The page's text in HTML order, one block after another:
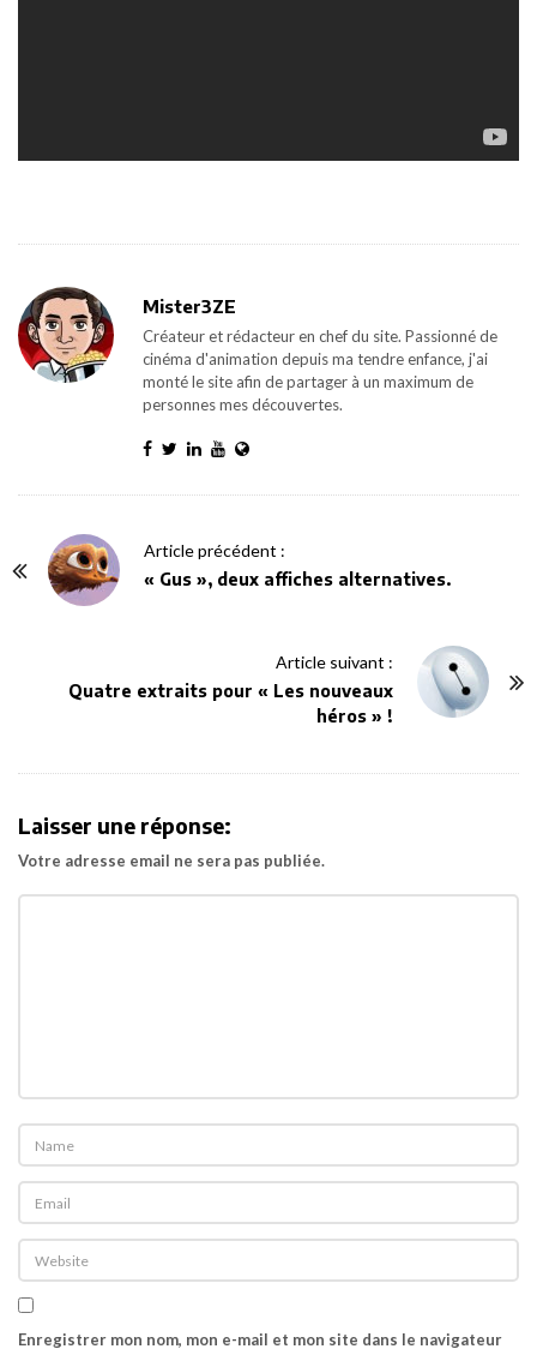
Mister3ZE
Créateur et rédacteur en chef du site. Passionné de
cinéma d'animation depuis ma tendre enfance, j'ai
monté le site afin de partager à un maximum de
personnes mes découvertes.
Article précédent :
« Gus », deux affiches alternatives.
Article suivant :
Quatre extraits pour « Les nouveaux
héros » !
Laisser une réponse:
Votre adresse email ne sera pas publiée.
Enregistrer mon nom, mon e-mail et mon site dans le navigateur